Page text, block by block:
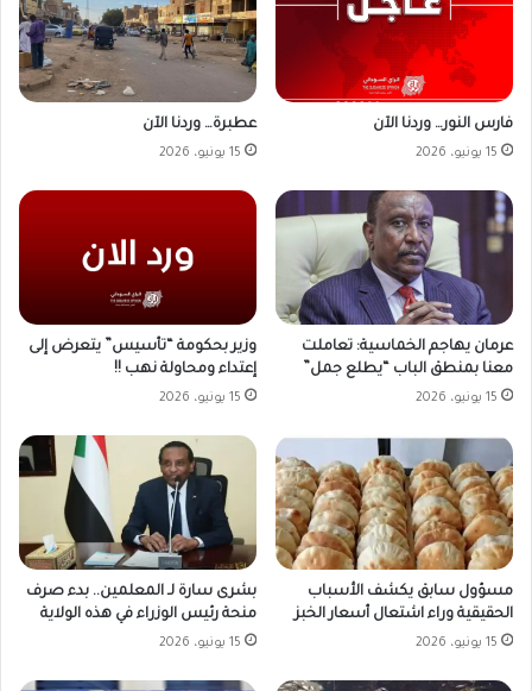
فارس النور… وردنا الآن
15 يونيو، 2026
عطبرة… وردنا الآن
15 يونيو، 2026
عرمان يهاجم الخماسية: تعاملت
معنا بمنطق الباب “يطلع جمل”
15 يونيو، 2026
وزير بحكومة “تأسيس” يتعرض إلى
إعتداء ومحاولة نهب !!
15 يونيو، 2026
مسؤول سابق يكشف الأسباب
الحقيقية وراء اشتعال أسعار الخبز
15 يونيو، 2026
بشرى سارة لـ المعلمين.. بدء صرف
منحة رئيس الوزراء في هذه الولاية
15 يونيو، 2026